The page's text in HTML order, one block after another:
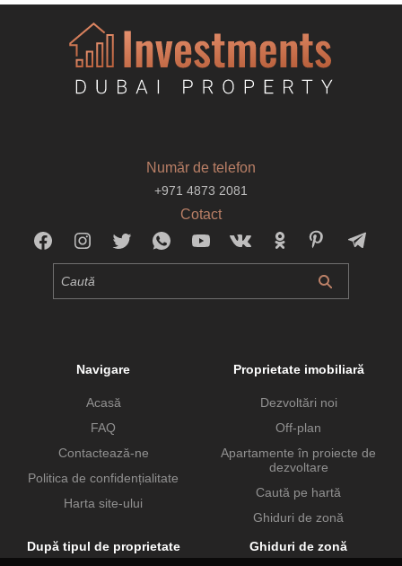
Număr de telefon
+971 4873 2081
Cotact
Navigare
Acasă
FAQ
Contactează-ne
Politica de confidențialitate
Harta site-ului
Proprietate imobiliară
Dezvoltări noi
Off-plan
Apartamente în proiecte de
dezvoltare
Caută pe hartă
Ghiduri de zonă
După tipul de proprietate
Ghiduri de zonă